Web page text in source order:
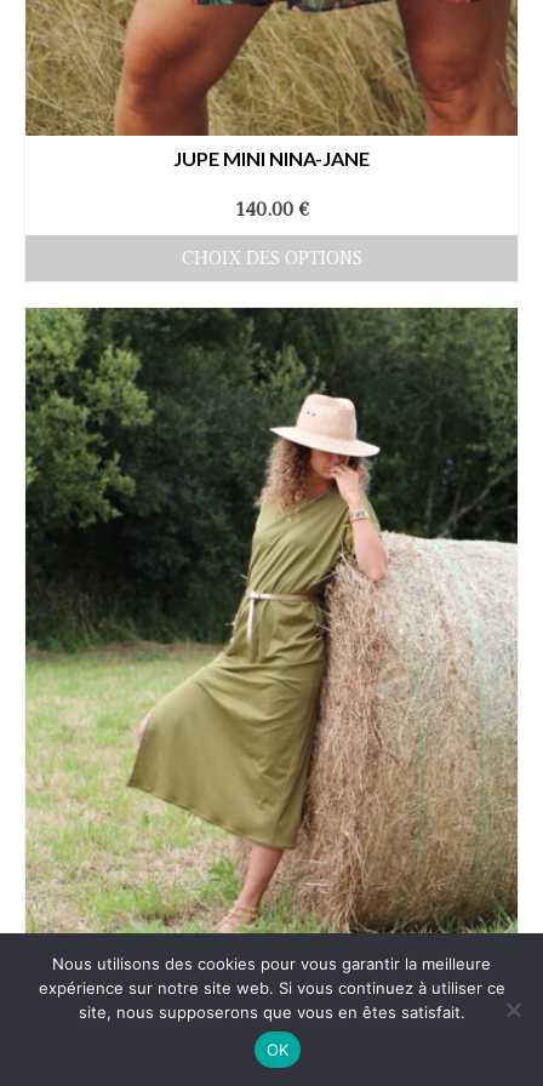
JUPE MINI NINA-JANE
140.00 €
CHOIX DES OPTIONS
produit
a
plusieurs
variations.
Les
options
peuvent
être
choisies
sur
la
page
du
produit
ROBE CARMEN KAKI OLIVE
140.00€
Nous utilisons des cookies pour vous garantir la meilleure
expérience sur notre site web. Si vous continuez à utiliser ce
site, nous supposerons que vous en êtes satisfait.
OK